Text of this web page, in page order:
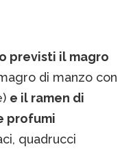
previsti il magro
di manzo con
e il ramen di
profumi
quadrucci